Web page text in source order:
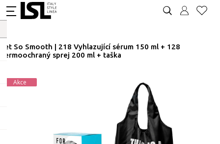
Set So Smooth | 218 Vyhlazující sérum 150 ml + 128
Termoochraný sprej 200 ml + taška
Akce